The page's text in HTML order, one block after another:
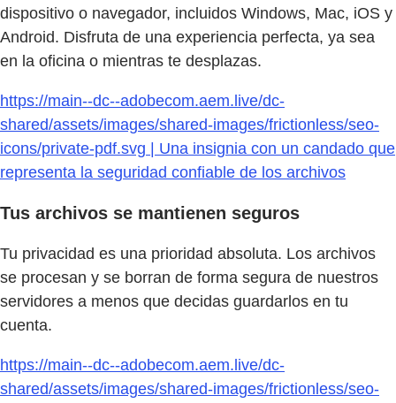
dispositivo o navegador, incluidos Windows, Mac, iOS y
Android. Disfruta de una experiencia perfecta, ya sea
en la oficina o mientras te desplazas.
https://main--dc--adobecom.aem.live/dc-
shared/assets/images/shared-images/frictionless/seo-
icons/private-pdf.svg | Una insignia con un candado que
representa la seguridad confiable de los archivos
Tus archivos se mantienen seguros
Tu privacidad es una prioridad absoluta. Los archivos
se procesan y se borran de forma segura de nuestros
servidores a menos que decidas guardarlos en tu
cuenta.
https://main--dc--adobecom.aem.live/dc-
shared/assets/images/shared-images/frictionless/seo-